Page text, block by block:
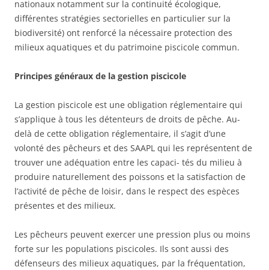
nationaux notamment sur la continuité écologique,
différentes stratégies sectorielles en particulier sur la
biodiversité) ont renforcé la nécessaire protection des
milieux aquatiques et du patrimoine piscicole commun.
Principes généraux de la gestion piscicole
La gestion piscicole est une obligation réglementaire qui
s’applique à tous les détenteurs de droits de pêche. Au-
delà de cette obligation réglementaire, il s’agit d’une
volonté des pêcheurs et des SAAPL qui les représentent de
trouver une adéquation entre les capaci- tés du milieu à
produire naturellement des poissons et la satisfaction de
l’activité de pêche de loisir, dans le respect des espèces
présentes et des milieux.
Les pêcheurs peuvent exercer une pression plus ou moins
forte sur les populations piscicoles. Ils sont aussi des
défenseurs des milieux aquatiques, par la fréquentation,